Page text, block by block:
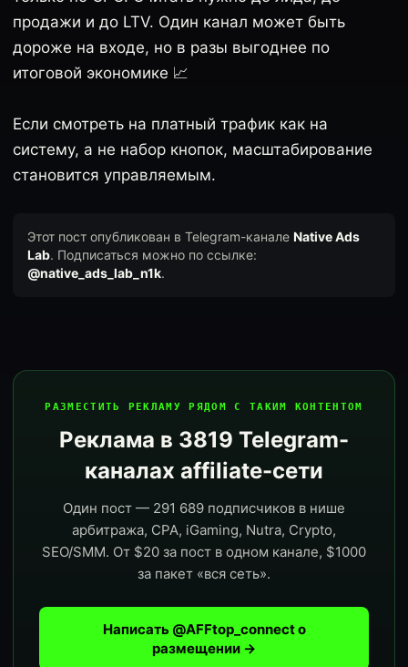
продажи и до LTV. Один канал может быть
дороже на входе, но в разы выгоднее по
итоговой экономике 📈
Если смотреть на платный трафик как на
систему, а не набор кнопок, масштабирование
становится управляемым.
Этот пост опубликован в Telegram-канале Native Ads
Lab. Подписаться можно по ссылке:
@native_ads_lab_n1k.
РАЗМЕСТИТЬ РЕКЛАМУ РЯДОМ С ТАКИМ КОНТЕНТОМ
Реклама в 3819 Telegram-
каналах affiliate-сети
Один пост — 291 689 подписчиков в нише
арбитража, CPA, iGaming, Nutra, Crypto,
SEO/SMM. От $20 за пост в одном канале, $1000
за пакет «вся сеть».
Написать @AFFtop_connect о
размещении →